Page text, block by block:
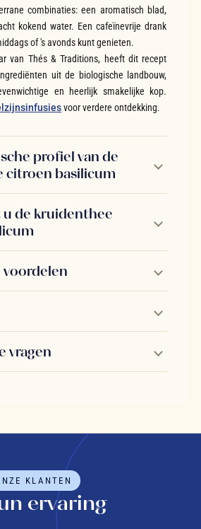
combinaties: een aromatisch blad,
kokend water. Een cafeïnevrije drank
of 's avonds kunt genieten.
van Thés & Traditions, heeft dit recept
uit de biologische landbouw,
en heerlijk smakelijke kop.
voor verdere ontdekking.
profiel van de
citroen basilicum
de kruidenthee
vragen
KLANTEN
ervaring